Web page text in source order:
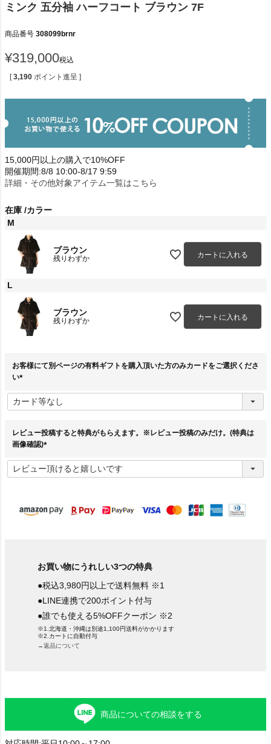
ミンク 五分袖 ハーフコート ブラウン 7F
商品番号 308099brnr
¥319,000税込
[ 3,190 ポイント進呈 ]
15,000円以上の購入で10%OFF
開催期間:8/8 10:00-8/17 9:59
詳細・その他対象アイテム一覧はこちら
在庫 カラー
M
ブラウン
残りわずか カートに入れる
L
ブラウン
残りわずか カートに入れる
お客様にて別ページの有料ギフトを購入頂いた方のみカードをご選択くださ
い
必
須
レビュー投稿すると特典がもらえます。※レビュー投稿のみだけ。(特典は
画像確認)
必
須
お買い物にうれしい3つの特典
●税込3,980円以上で送料無料 ※1
●LINE連携で200ポイント付与
●誰でも使える5%OFFクーポン ※2
※1.北海道・沖縄は別途1,100円送料がかかります
※2.カートに自動付与
→返品について
商品についての相談をする